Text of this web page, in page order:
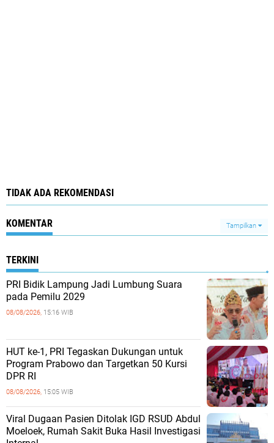
TIDAK ADA REKOMENDASI
KOMENTAR Tampilkan
TERKINI
PRI Bidik Lampung Jadi Lumbung Suara
pada Pemilu 2029
08/08/2026, 15:16 WIB
HUT ke-1, PRI Tegaskan Dukungan untuk
Program Prabowo dan Targetkan 50 Kursi
DPR RI
08/08/2026, 15:05 WIB
Viral Dugaan Pasien Ditolak IGD RSUD Abdul
Moeloek, Rumah Sakit Buka Hasil Investigasi